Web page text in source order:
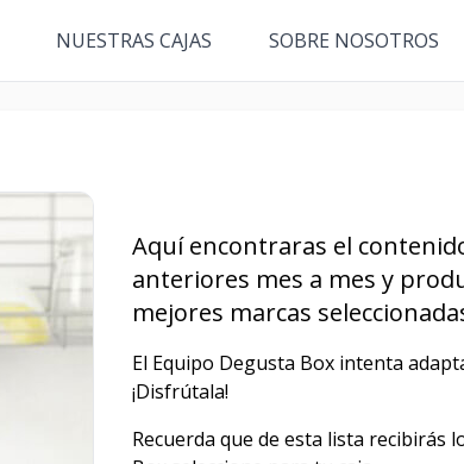
NUESTRAS CAJAS SOBRE NOSOTROS
Aquí encontraras el
anteriores mes a mes y
mejores marcas
El Equipo Degusta Box intenta
¡Disfrútala!
Recuerda que de esta lista recibirás